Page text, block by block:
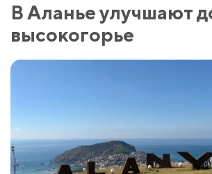
В Аланье улучшают
высокогорье